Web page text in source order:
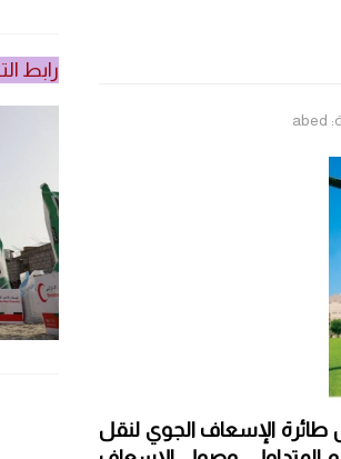
abed
الإسعاف الجوي لنقل
رابط